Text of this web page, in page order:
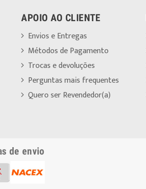
APOIO AO CLIENTE
Envios e Entregas
Métodos de Pagamento
Trocas e devoluções
Perguntas mais frequentes
Quero ser Revendedor(a)
de envio